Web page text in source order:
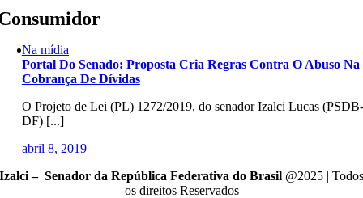
Na mídia
Portal Do Senado: Proposta Cria Regras Contra O Abuso Na
Cobrança De Dívidas
O Projeto de Lei (PL) 1272/2019, do senador Izalci Lucas (PSDB-
DF) [...]
abril 8, 2019
Izalci – Senador da República Federativa do Brasil @2025 | Todos
os direitos Reservados